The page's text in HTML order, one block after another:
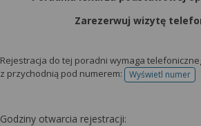
Zarezerwuj wizytę
Rejestracja do tej poradni wymaga
z przychodnią pod numerem:
Wyświetl numer
telefonu
Godziny otwarcia rejestracji: